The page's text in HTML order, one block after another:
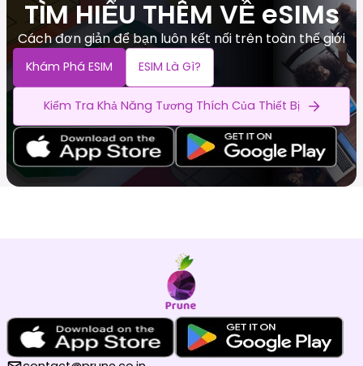
TÌM HIỂU THÊM VỀ eSIMs
Cách đơn giản để bạn luôn kết nối trên toàn thế giới
Khám Phá ESIM ESIM Là Gì?
Kiểm Tra Khả Năng Tương Thích Của Thiết Bị